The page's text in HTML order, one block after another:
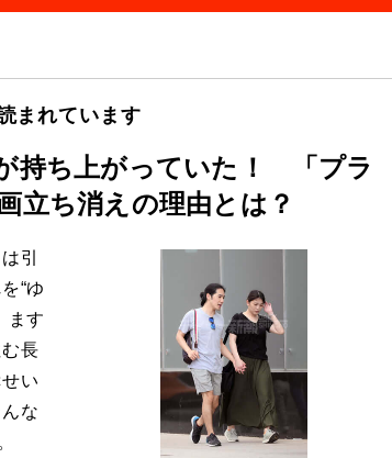
まれています
持ち上がっていた！ 「プラ
ち消えの理由とは？
引
“ゆ
ます
長
い
な